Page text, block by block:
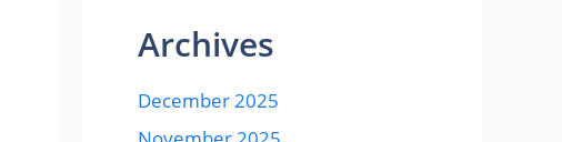
Archives
December 2025